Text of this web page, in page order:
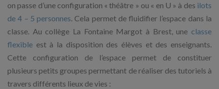
on passe d’une configuration « théâtre » ou « en U » à des ilots
de 4 – 5 personnes. Cela permet de fluidifier l’espace dans la
classe. Au collège La Fontaine Margot à Brest, une classe
flexible est à la disposition des élèves et des enseignants.
Cette configuration de l’espace permet de constituer
plusieurs petits groupes permettant de réaliser des tutoriels à
travers différents lieux de vies :